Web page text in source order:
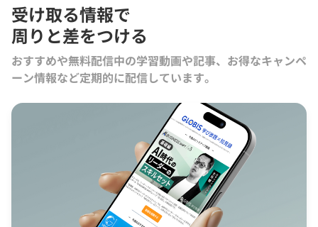
受け取る情報で
周りと差をつける
おすすめや無料配信中の学習動画や記事、お得なキャンペ
ーン情報など定期的に配信しています。